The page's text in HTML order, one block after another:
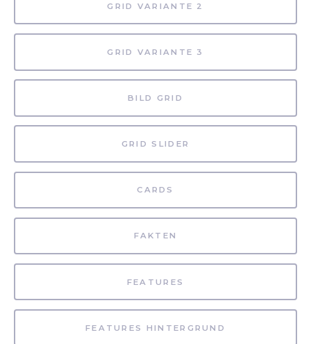
GRID VARIANTE 2
GRID VARIANTE 3
BILD GRID
GRID SLIDER
CARDS
FAKTEN
FEATURES
FEATURES HINTERGRUND